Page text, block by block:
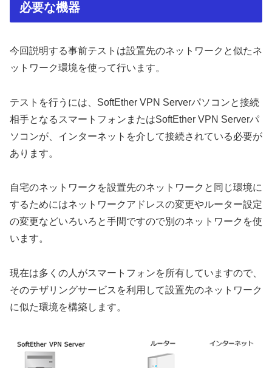
必要な機器
今回説明する事前テストは設置先のネットワークと似たネ
ットワーク環境を使って行います。
テストを行うには、SoftEther VPN Serverパソコンと接続
相手となるスマートフォンまたはSoftEther VPN Serverパ
ソコンが、インターネットを介して接続されている必要が
あります。
自宅のネットワークを設置先のネットワークと同じ環境に
するためにはネットワークアドレスの変更やルーター設定
の変更などいろいろと手間ですので別のネットワークを使
います。
現在は多くの人がスマートフォンを所有していますので、
そのテザリングサービスを利用して設置先のネットワーク
に似た環境を構築します。